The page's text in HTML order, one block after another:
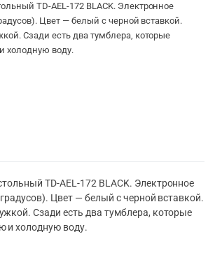
TD-AEL-172 BLACK. Электронное
Цвет — белый с черной вставкой.
Сзади есть два тумблера, которые
холодную воду.
TD-AEL-172 BLACK. Электронное
Цвет — белый с черной вставкой.
Сзади есть два тумблера, которые
и холодную воду.